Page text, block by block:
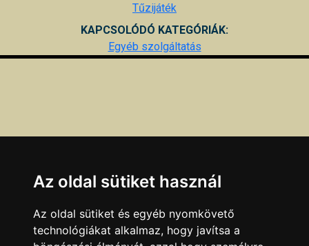
Tűzijáték
KAPCSOLÓDÓ KATEGÓRIÁK:
Egyéb szolgáltatás
Az oldal sütiket használ
Az oldal sütiket és egyéb nyomkövető
technológiákat alkalmaz, hogy javítsa a